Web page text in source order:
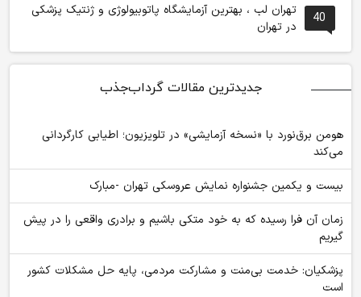
40
تهران لب ، بهترین آزمایشگاه پاتوبیولوژی و ژنتیک پزشکی
در تهران
جدیدترین مقالات گرداب‌جذب
هومن برق‌نورد با «نسخه آزمایشی» در تلویزیون؛ اطیابی کارگردانی
می‌کند
بیست و یکمین جشنواره نمایش عروسکی تهران -مبارک
زمان آن فرا رسیده که به خود متکی باشیم و برادری واقعی را در پیش
گیریم
پزشکیان: خدمت بی‌منت و مشارکت مردمی، پایه حل مشکلات کشور
است